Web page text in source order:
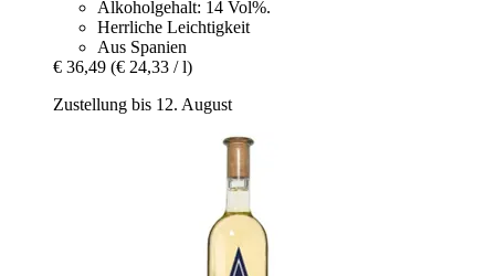
Alkoholgehalt: 14 Vol%.
Herrliche Leichtigkeit
Aus Spanien
€ 36,49 (€ 24,33 / l)
Zustellung bis 12. August